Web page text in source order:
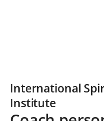
International
Institute